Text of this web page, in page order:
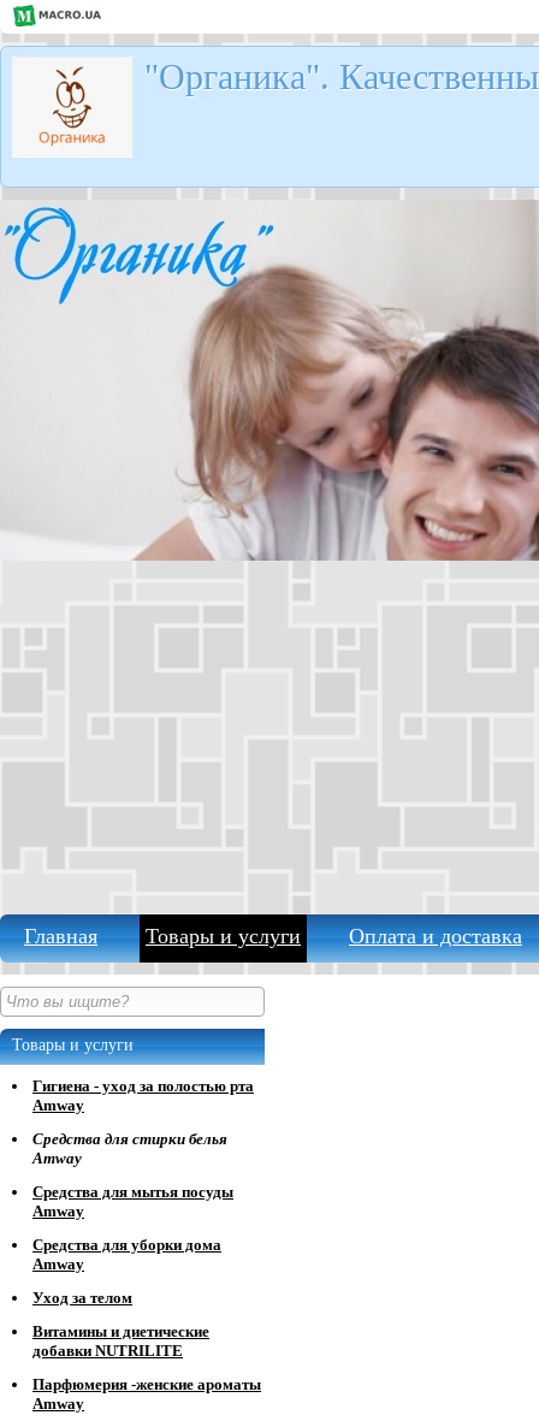
"Органика".
Главная Товары и услуги Оплата и доставка
Товары и услуги
Гигиена - уход за полостью рта
Amway
Средства для стирки белья
Amway
Средства для мытья посуды
Amway
Средства для уборки дома
Amway
Уход за телом
Витамины и диетические
добавки NUTRILITE
Парфюмерия -женские ароматы
Amway